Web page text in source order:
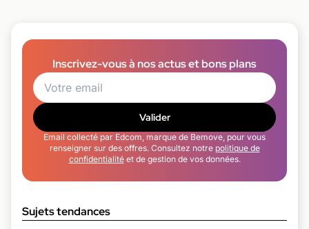
Inscrivez-vous à nos actus et bons plans
Valider
Email collecté par Edcom, marque de Bemove, pour vous
renseigner sur des offres. Consultez notre politique de
confidentialitéet de gestion de vos données.
Sujets tendances